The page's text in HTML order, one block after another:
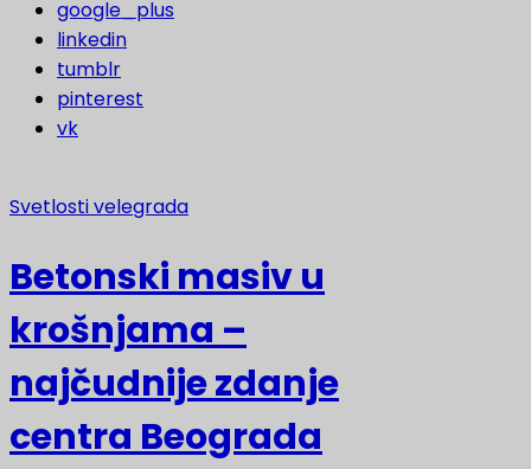
google_plus
linkedin
tumblr
pinterest
vk
Svetlosti velegrada
Betonski masiv u
krošnjama –
najčudnije zdanje
centra Beograda